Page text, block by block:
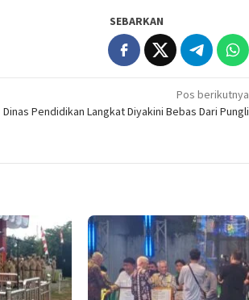
SEBARKAN
Pos berikutnya
Dinas Pendidikan Langkat Diyakini Bebas Dari Pungli